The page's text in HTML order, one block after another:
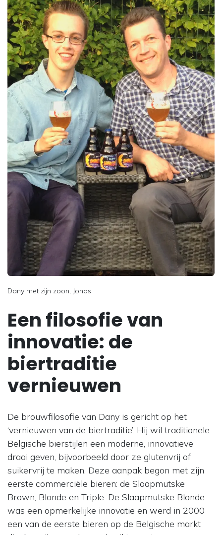
Dany met zijn zoon, Jonas
Een filosofie van
innovatie: de
biertraditie
vernieuwen
De brouwfilosofie van Dany is gericht op het
‘vernieuwen van de biertraditie’. Hij wil traditionele
Belgische bierstijlen een moderne, innovatieve
draai geven, bijvoorbeeld door ze glutenvrij of
suikervrij te maken. Deze aanpak begon met zijn
eerste commerciële bieren: de Slaapmutske
Brown, Blonde en Triple. De Slaapmutske Blonde
was een opmerkelijke innovatie en werd in 2000
een van de eerste bieren op de Belgische markt